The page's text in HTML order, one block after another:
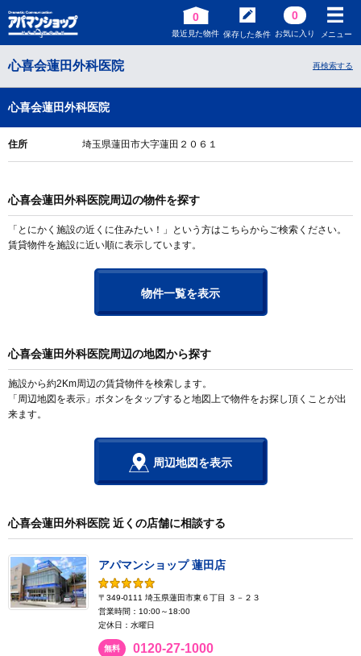
0
最近見た物件 保存した条件
0
お気に入り メニュー
心喜会蓮田外科医院 再検索する
心喜会蓮田外科医院
住所 埼玉県蓮田市大字蓮田２０６１
心喜会蓮田外科医院周辺の物件を探す
「とにかく施設の近くに住みたい！」という方はこちらからご検索ください。
賃貸物件を施設に近い順に表示しています。
物件一覧を表示
心喜会蓮田外科医院周辺の地図から探す
施設から約2Km周辺の賃貸物件を検索します。
「周辺地図を表示」ボタンをタップすると地図上で物件をお探し頂くことが出
来ます。
周辺地図を表示
心喜会蓮田外科医院 近くの店舗に相談する
アパマンショップ 蓮田店
〒349-0111 埼玉県蓮田市東６丁目 ３－２３
営業時間：10:00～18:00
定休日：水曜日
無料 0120-27-1000